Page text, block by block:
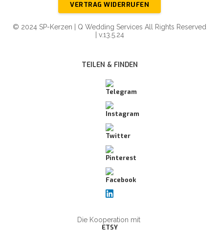
VERTRAG WIDERRUFEN
© 2024 SP-Kerzen | Q Wedding Services All Rights Reserved
| v.13.5.24
TEILEN & FINDEN
Die Kooperation mit
ETSY